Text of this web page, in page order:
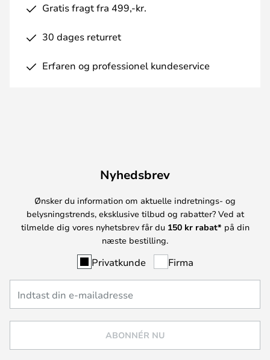
Gratis fragt fra 499,-kr.
30 dages returret
Erfaren og professionel kundeservice
Nyhedsbrev
Ønsker du information om aktuelle indretnings- og
belysningstrends, eksklusive tilbud og rabatter? Ved at
tilmelde dig vores nyhetsbrev får du 150 kr rabat* på din
næste bestilling.
Privatkunde Firma
ABONNÉR NU